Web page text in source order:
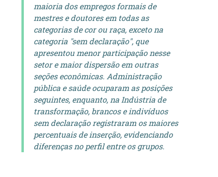
maioria dos empregos formais de
mestres e doutores em todas as
categorias de cor ou raça, exceto na
categoria "sem declaração", que
apresentou menor participação nesse
setor e maior dispersão em outras
seções econômicas. Administração
pública e saúde ocuparam as posições
seguintes, enquanto, na Indústria de
transformação, brancos e indivíduos
sem declaração registraram os maiores
percentuais de inserção, evidenciando
diferenças no perfil entre os grupos.